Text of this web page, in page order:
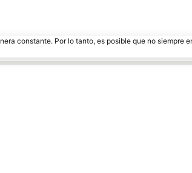
constante. Por lo tanto, es posible que no siempre